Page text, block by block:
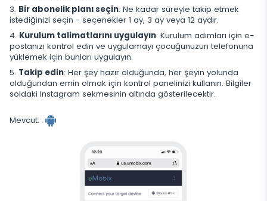
Bir abonelik planı seçin: Ne kadar süreyle takip etmek
istediğinizi seçin - seçenekler 1 ay, 3 ay veya 12 aydır.
Kurulum talimatlarını uygulayın: Kurulum adımları için e-
postanızı kontrol edin ve uygulamayı çocuğunuzun telefonuna
yüklemek için bunları uygulayın.
Takip edin: Her şey hazır olduğunda, her şeyin yolunda
olduğundan emin olmak için kontrol panelinizi kullanın. Bilgiler
soldaki Instagram sekmesinin altında gösterilecektir.
Mevcut: